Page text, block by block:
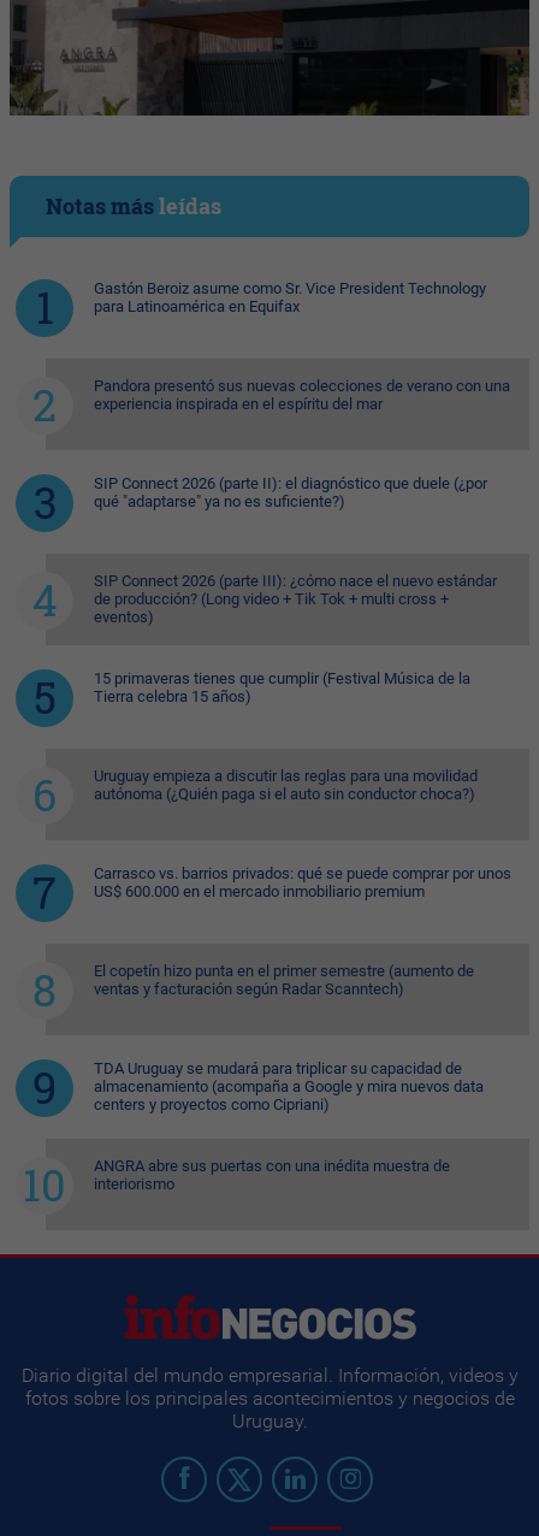
Notas másleídas
Gastón Beroiz asume como Sr. Vice President Technology
para Latinoamérica en Equifax
Pandora presentó sus nuevas colecciones de verano con una
experiencia inspirada en el espíritu del mar
SIP Connect 2026 (parte II): el diagnóstico que duele (¿por
qué "adaptarse" ya no es suficiente?)
SIP Connect 2026 (parte III): ¿cómo nace el nuevo estándar
de producción? (Long video + Tik Tok + multi cross +
eventos)
15 primaveras tienes que cumplir (Festival Música de la
Tierra celebra 15 años)
Uruguay empieza a discutir las reglas para una movilidad
autónoma (¿Quién paga si el auto sin conductor choca?)
Carrasco vs. barrios privados: qué se puede comprar por unos
US$ 600.000 en el mercado inmobiliario premium
El copetín hizo punta en el primer semestre (aumento de
ventas y facturación según Radar Scanntech)
TDA Uruguay se mudará para triplicar su capacidad de
almacenamiento (acompaña a Google y mira nuevos data
centers y proyectos como Cipriani)
ANGRA abre sus puertas con una inédita muestra de
interiorismo
Diario digital del mundo empresarial. Información, videos y
fotos sobre los principales acontecimientos y negocios de
Uruguay.